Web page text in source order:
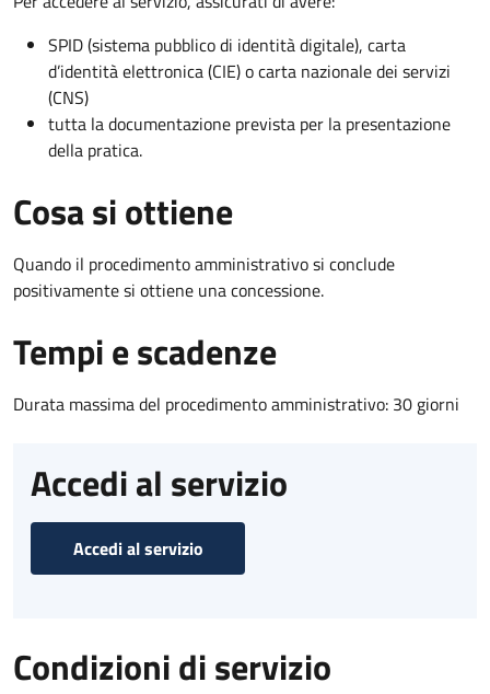
SPID (sistema pubblico di identità digitale), carta
d’identità elettronica (CIE) o carta nazionale dei servizi
(CNS)
tutta la documentazione prevista per la presentazione
della pratica.
Cosa si ottiene
Quando il procedimento amministrativo si conclude
positivamente si ottiene una concessione.
Tempi e scadenze
Durata massima del procedimento amministrativo: 30 giorni
Accedi al servizio
Accedi al servizio
Condizioni di servizio